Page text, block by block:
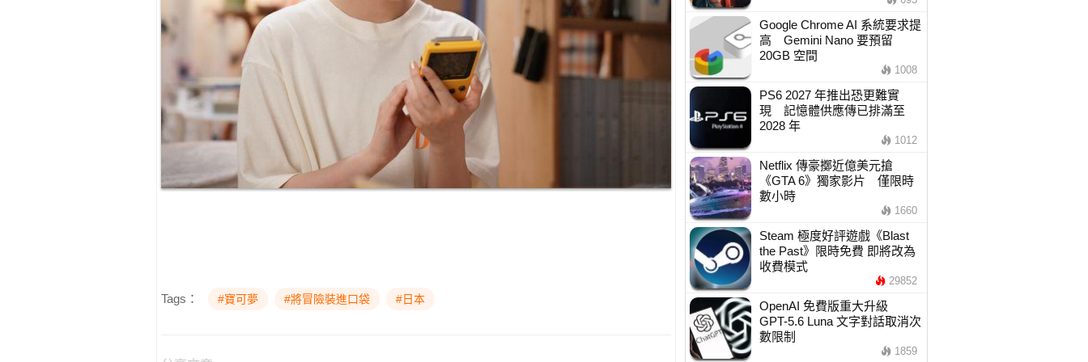
Tags： #寶可夢 #將冒險裝進口袋 #日本
Google Chrome AI 系統要求提
高 Gemini Nano 要預留
20GB 空間
1008
PS6 2027 年推出恐更難實
現 記憶體供應傳已排滿至
2028 年
1012
Netflix 傳豪擲近億美元搶
《GTA 6》獨家影片 僅限時
數小時
1660
Steam 極度好評遊戲《Blast
the Past》限時免費 即將改為
收費模式
29852
OpenAI 免費版重大升級
GPT-5.6 Luna 文字對話取消次
數限制
1859